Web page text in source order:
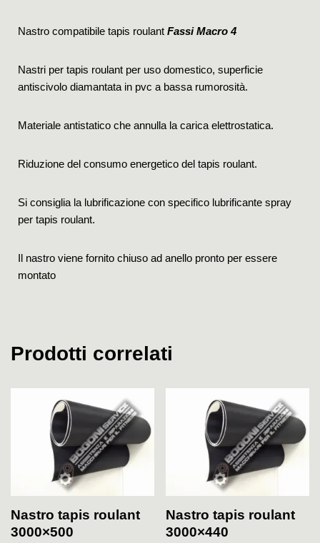
Nastro compatibile tapis roulant Fassi Macro 4
Nastri per tapis roulant per uso domestico, superficie
antiscivolo diamantata in pvc a bassa rumorosità.
Materiale antistatico che annulla la carica elettrostatica.
Riduzione del consumo energetico del tapis roulant.
Si consiglia la lubrificazione con specifico lubrificante spray
per tapis roulant.
Il nastro viene fornito chiuso ad anello pronto per essere
montato
Prodotti correlati
Nastro tapis roulant
3000×500
Nastro tapis roulant
3000×440